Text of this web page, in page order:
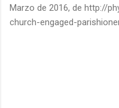
Marzo de 2016, de http://
church-engaged-